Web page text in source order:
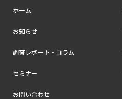
ホーム
お知らせ
調査レポート・コラム
セミナー
お問い合わせ